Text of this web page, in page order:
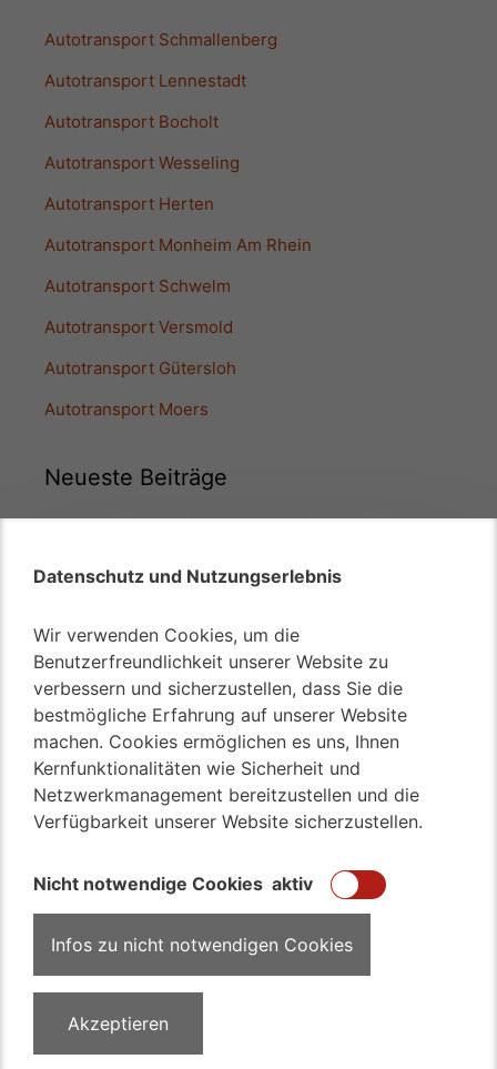
Datenschutz und Nutzungserlebnis
Wir verwenden Cookies, um die
Benutzerfreundlichkeit unserer Website zu
verbessern und sicherzustellen, dass Sie die
bestmögliche Erfahrung auf unserer Website
machen. Cookies ermöglichen es uns, Ihnen
Kernfunktionalitäten wie Sicherheit und
Netzwerkmanagement bereitzustellen und die
Verfügbarkeit unserer Website sicherzustellen.
Nicht notwendige Cookies aktiv
Infos zu nicht notwendigen Cookies
Akzeptieren
Autotransport Schmallenberg
Autotransport Lennestadt
Autotransport Bocholt
Autotransport Wesseling
Autotransport Herten
Autotransport Monheim Am Rhein
Autotransport Schwelm
Autotransport Versmold
Autotransport Gütersloh
Autotransport Moers
Neueste Beiträge
Auch Transport von Motorrädern oder nur von Autos?
Transport von Familienwagen, Van oder Minivan
Beförderung von Kleintransportern? Kein Problem für
unser Team
017643530968
Kompetent
Schnell
Datenschutz